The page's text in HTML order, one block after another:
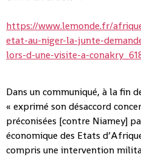
https://www.lemonde.fr/
etat-au-niger-la-junte-
lors-d-une-visite-a-
Dans un communiqué, à la fin
« exprimé son désaccord
préconisées [contre Niamey]
économique des Etats
compris une intervention